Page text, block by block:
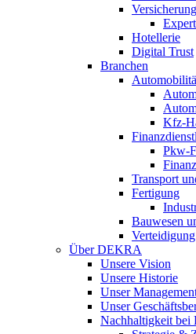
Hotellerie
Digital Trust
Branchen
Kfz-
Transport
Fertigung
Bauwesen
Verteidigung
Über DEKRA
Unsere Vision
Unsere Historie
Unser
Unser
Nachhaltigkeit